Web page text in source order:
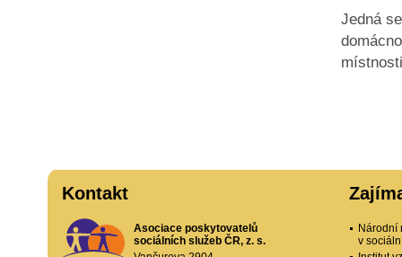
Jedná
Kontakt
Asociace poskytovatelů
sociálních služeb ČR, z. s.
Národní
v